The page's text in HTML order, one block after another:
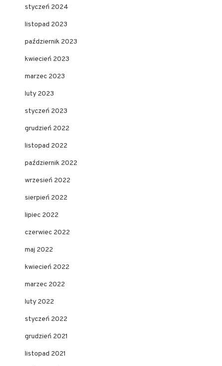
styczeń 2024
listopad 2023
październik 2023
kwiecień 2023
marzec 2023
luty 2023
styczeń 2023
grudzień 2022
listopad 2022
październik 2022
wrzesień 2022
sierpień 2022
lipiec 2022
czerwiec 2022
maj 2022
kwiecień 2022
marzec 2022
luty 2022
styczeń 2022
grudzień 2021
listopad 2021